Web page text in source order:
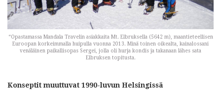
“Opastamassa Mandala Travelin asiakkaita Mt. Elbruksella (5642 m), maantieteellisen
Euroopan korkeimmalla huipulla vuonna 2013. Minä toinen oikealta, kainalossani
venäläinen paikallisopas Sergei, jolla oli hurja kondis ja takanaan lähes sata
Elbruksen topitusta.
Konseptit muuttuvat 1990-luvun Helsingissä